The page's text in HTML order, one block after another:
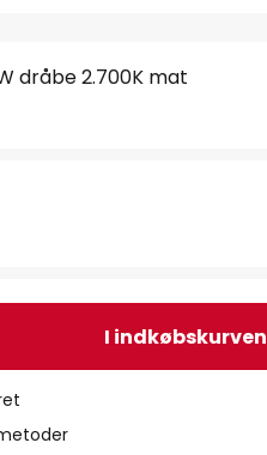
dråbe 2.700K mat
I indkøbskurven